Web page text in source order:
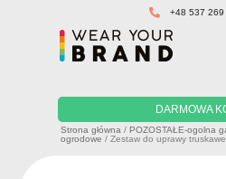
+48 537 269
DARMOWA
Strona główna / POZOSTAŁE-ogolna
ogrodowe / Zestaw do uprawy